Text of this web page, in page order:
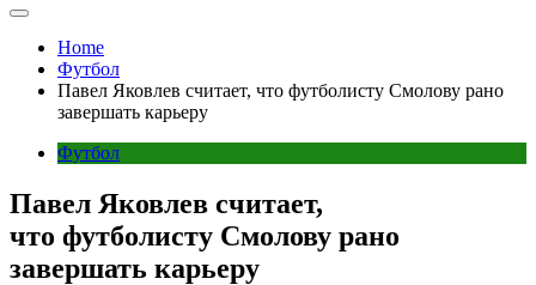
Home
Футбол
Павел Яковлев считает, что футболисту Смолову рано
завершать карьеру
Футбол
Павел Яковлев считает,
что футболисту Смолову рано
завершать карьеру